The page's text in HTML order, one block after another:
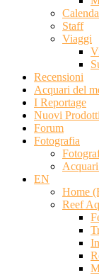
Staff
Viaggi
Recensioni
Acquari del
I Reportage
Nuovi Prodotti
Forum
Fotografia
EN
Home
Reef